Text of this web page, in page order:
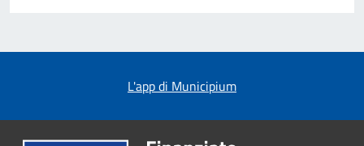
L'app di Municipium